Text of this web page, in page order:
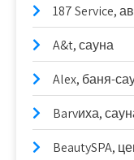
187 Service,
A&t, сауна
Alex, баня-
Barvиха,
BeautySPA,